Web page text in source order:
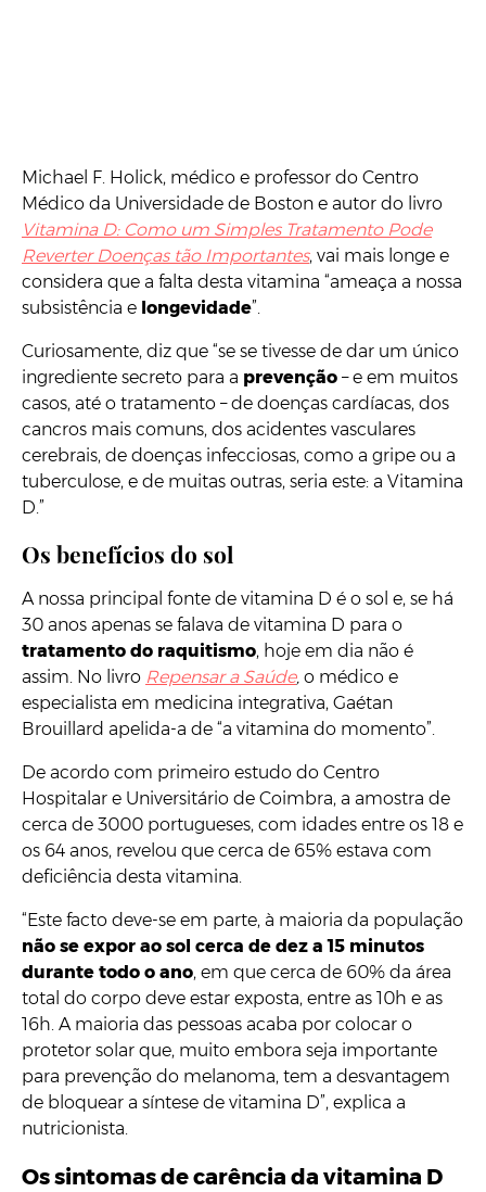
Michael F. Holick, médico e professor do Centro
Médico da Universidade de Boston e autor do livro
Vitamina D: Como um Simples Tratamento Pode
Reverter Doenças tão Importantes, vai mais longe e
considera que a falta desta vitamina “ameaça a nossa
subsistência e longevidade”.
Curiosamente, diz que “se se tivesse de dar um único
ingrediente secreto para a prevenção – e em muitos
casos, até o tratamento – de doenças cardíacas, dos
cancros mais comuns, dos acidentes vasculares
cerebrais, de doenças infecciosas, como a gripe ou a
tuberculose, e de muitas outras, seria este: a Vitamina
D.”
Os benefícios do sol
A nossa principal fonte de vitamina D é o sol e, se há
30 anos apenas se falava de vitamina D para o
tratamento do raquitismo, hoje em dia não é
assim. No livro Repensar a Saúde, o médico e
especialista em medicina integrativa, Gaétan
Brouillard apelida-a de “a vitamina do momento”.
De acordo com primeiro estudo do Centro
Hospitalar e Universitário de Coimbra, a amostra de
cerca de 3000 portugueses, com idades entre os 18 e
os 64 anos, revelou que cerca de 65% estava com
deficiência desta vitamina.
“Este facto deve-se em parte, à maioria da população
não se expor ao sol cerca de dez a 15 minutos
durante todo o ano, em que cerca de 60% da área
total do corpo deve estar exposta, entre as 10h e as
16h. A maioria das pessoas acaba por colocar o
protetor solar que, muito embora seja importante
para prevenção do melanoma, tem a desvantagem
de bloquear a síntese de vitamina D”, explica a
nutricionista.
Os sintomas de carência da vitamina D